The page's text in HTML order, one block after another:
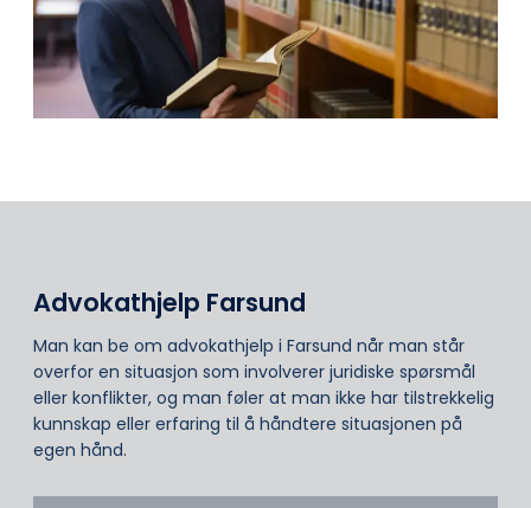
Advokathjelp Farsund
Man kan be om advokathjelp i Farsund når man står
overfor en situasjon som involverer juridiske spørsmål
eller konflikter, og man føler at man ikke har tilstrekkelig
kunnskap eller erfaring til å håndtere situasjonen på
egen hånd.